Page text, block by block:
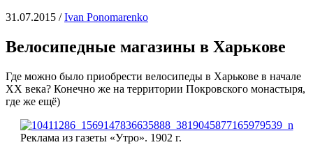
31.07.2015 /Іvan Ponomarenko
Велосипедные магазины в Харькове
Где можно было приобрести велосипеды в Харькове в начале
ХХ века? Конечно же на территории Покровского монастыря,
где же ещё)
Реклама из газеты «Утро». 1902 г.